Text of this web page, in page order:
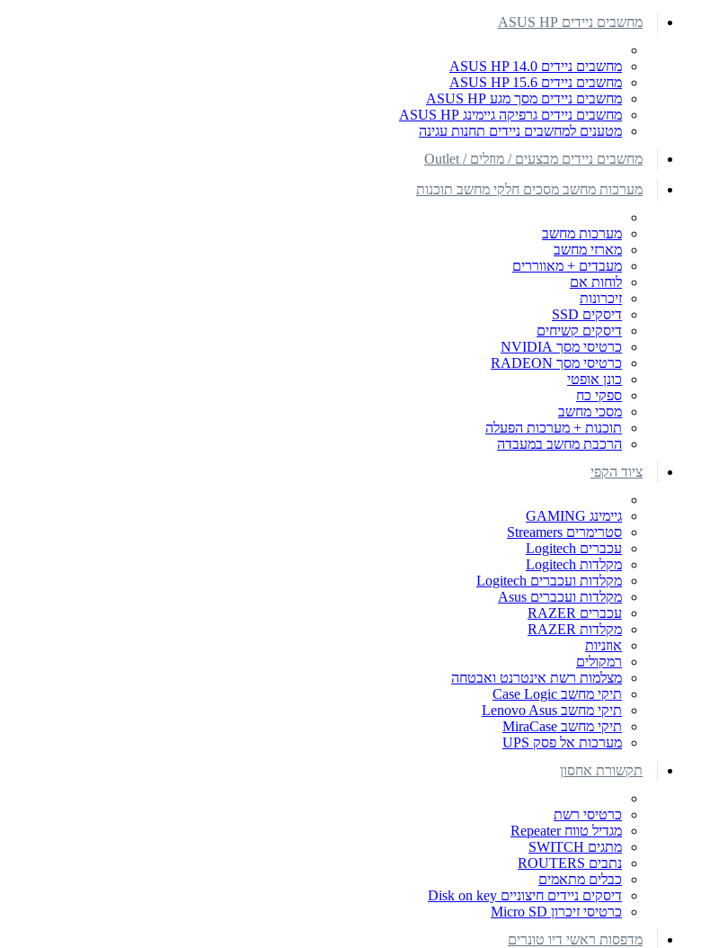
מחשבים ניידים ASUS HP
מחשבים ניידים ASUS HP 14.0
מחשבים ניידים ASUS HP 15.6
מחשבים ניידים מסך מגע ASUS HP
מחשבים ניידים גרפיקה גיימינג ASUS HP
מטענים למחשבים ניידים תחנות עגינה
מחשבים ניידים מבצעים / מוזלים / Outlet
מערכות מחשב מסכים חלקי מחשב תוכנות
מערכות מחשב
מארזי מחשב
מעבדים + מאווררים
לוחות אם
זיכרונות
דיסקים SSD
דיסקים קשיחים
כרטיסי מסך NVIDIA
כרטיסי מסך RADEON
כונן אופטי
ספקי כח
מסכי מחשב
תוכנות + מערכות הפעלה
הרכבת מחשב במעבדה
ציוד הקפי
גיימינג GAMING
סטרימרים Streamers
עכברים Logitech
מקלדות Logitech
מקלדות ועכברים Logitech
מקלדות ועכברים Asus
עכברים RAZER
מקלדות RAZER
אוזניות
רמקולים
מצלמות רשת אינטרנט ואבטחה
תיקי מחשב Case Logic
תיקי מחשב Lenovo Asus
תיקי מחשב MiraCase
מערכות אל פסק UPS
תקשורת אחסון
כרטיסי רשת
מגדיל טווח Repeater
מתגים SWITCH
נתבים ROUTERS
כבלים מתאמים
דיסקים ניידים חיצוניים Disk on key
כרטיסי זיכרון Micro SD
מדפסות ראשי דיו טונרים